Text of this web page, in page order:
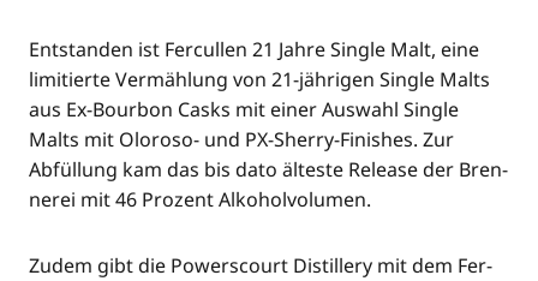
Ent­stan­den ist Fer­cul­len 21 Jah­re Sin­gle Malt, eine
limi­tier­te Ver­mäh­lung von 21-jäh­ri­gen Sin­gle Malts
aus Ex-Bour­bon Casks mit einer Aus­wahl Sin­gle
Malts mit Olo­ro­so- und PX-Sher­ry-Finis­hes. Zur
Abfül­lung kam das bis dato ältes­te Release der Bren­
ne­rei mit 46 Pro­zent Alkoholvolumen.
Zudem gibt die Powers­court Distil­lery mit dem Fer­